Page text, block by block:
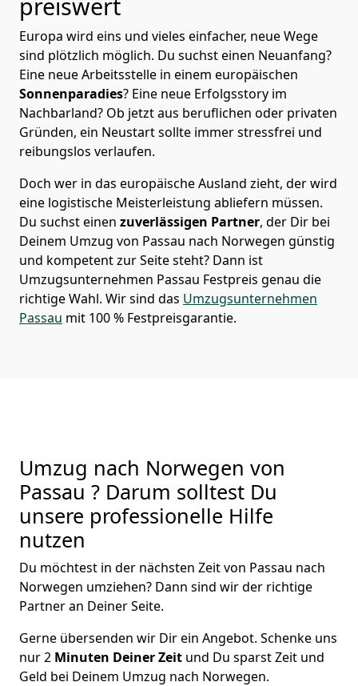
Europa wird eins und vieles einfacher, neue Wege
sind plötzlich möglich. Du suchst einen Neuanfang?
Eine neue Arbeitsstelle in einem europäischen
Sonnenparadies? Eine neue Erfolgsstory im
Nachbarland? Ob jetzt aus beruflichen oder privaten
Gründen, ein Neustart sollte immer stressfrei und
reibungslos verlaufen.
Doch wer in das europäische Ausland zieht, der wird
eine logistische Meisterleistung abliefern müssen.
Du suchst einen zuverlässigen Partner, der Dir bei
Deinem Umzug von Passau nach Norwegen günstig
und kompetent zur Seite steht? Dann ist
Umzugsunternehmen Passau Festpreis genau die
richtige Wahl. Wir sind das Umzugsunternehmen
Passau mit 100 % Festpreisgarantie.
Umzug nach Norwegen von
Passau ? Darum solltest Du
unsere professionelle Hilfe
nutzen
Du möchtest in der nächsten Zeit von Passau nach
Norwegen umziehen? Dann sind wir der richtige
Partner an Deiner Seite.
Gerne übersenden wir Dir ein Angebot. Schenke uns
nur2 Minuten Deiner Zeit und Du sparst Zeit und
Geld bei Deinem Umzug nach Norwegen.